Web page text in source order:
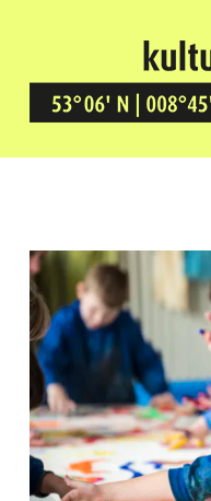
Kultur Vor Ort
BREMEN